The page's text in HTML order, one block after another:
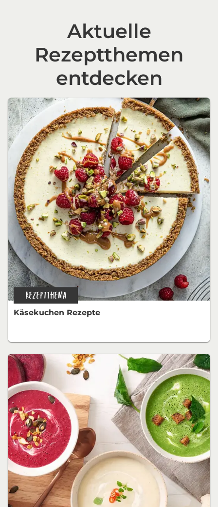
Aktuelle
Rezeptthemen
entdecken
REZEPTTHEMA
Käsekuchen Rezepte